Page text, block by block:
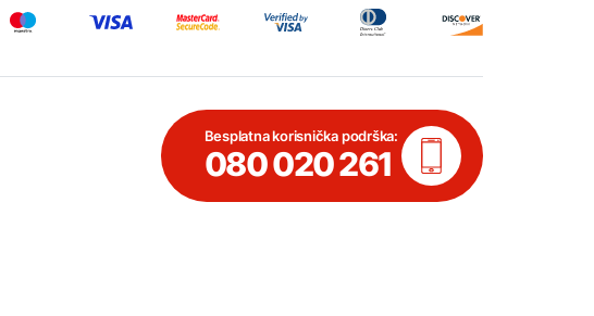
Besplatna korisnička podrška:
080 020 261